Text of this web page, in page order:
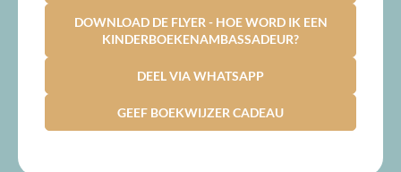
DOWNLOAD DE FLYER - HOE WORD IK EEN
KINDERBOEKENAMBASSADEUR?
DEEL VIA WHATSAPP
GEEF BOEKWIJZER CADEAU